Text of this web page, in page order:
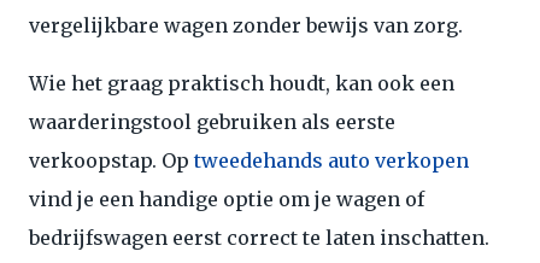
vergelijkbare wagen zonder bewijs van zorg.
Wie het graag praktisch houdt, kan ook een
waarderingstool gebruiken als eerste
verkoopstap. Optweedehands auto verkopen
vind je een handige optie om je wagen of
bedrijfswagen eerst correct te laten inschatten.